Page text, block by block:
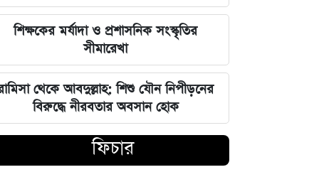
৫ আগস্টের ভরদুপুরে দেশত্যাগ: গণভবন
থেকে ভারতের ফ্লাইট পর্যন্ত যা ঘটেছিল
ভারতপ্রেমী হলে দাগি আসামির অপরাধও
চোখ এড়িয়ে যায় দিল্লির: রুহুল কবির
রিজভী
বাংলাদেশ আর কোনো দেশের 'ক্লায়েন্ট স্টেট'
থাকবে না: পররাষ্ট্রমন্ত্রী ড. খলিলুর রহমান
শিক্ষকের মর্যাদা ও প্রশাসনিক সংস্কৃতির
সীমারেখা
থেকে আবদুল্লাহ: শিশু যৌন নিপীড়নের
বিরুদ্ধে নীরবতার অবসান হোক
ফিচার